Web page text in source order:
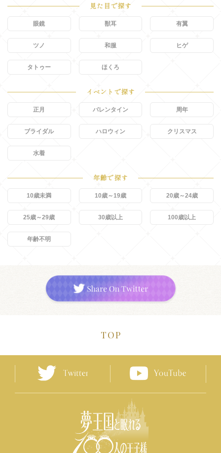
見た目で探す
眼鏡 獣耳 有翼
ツノ 和服 ヒゲ
タトゥー ほくろ
イベントで探す
正月 バレンタイン 周年
ブライダル ハロウィン クリスマス
水着
年齢で探す
10歳未満 10歳～19歳 20歳～24歳
25歳～29歳 30歳以上 100歳以上
年齢不明
TOP